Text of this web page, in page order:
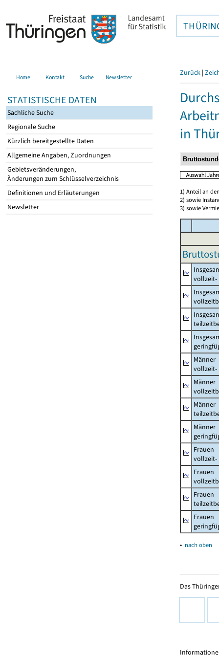
Home Kontakt Suche Newsletter
STATISTISCHE DATEN
Sachliche Suche
Regionale Suche
Kürzlich bereitgestellte Daten
Allgemeine Angaben, Zuordnungen
Gebietsveränderungen,
Änderungen zum Schlüsselverzeichnis
Definitionen und Erläuterungen
Newsletter
Zurück |
in
1) Anteil an
2) sowie
3) sowie
vollzeit-
Männer
vollzeit-
Männer
Männer
Männer
Frauen
vollzeit-
Frauen
Frauen
Frauen
▴ nach oben
Das